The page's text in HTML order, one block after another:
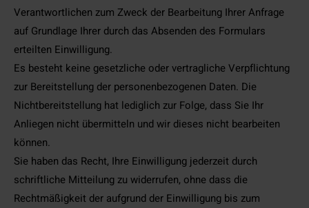
Verantwortlichen zum Zweck der Bearbeitung Ihrer Anfrage
auf Grundlage Ihrer durch das Absenden des Formulars
erteilten Einwilligung.
Es besteht keine gesetzliche oder vertragliche Verpflichtung
zur Bereitstellung der personenbezogenen Daten. Die
Nichtbereitstellung hat lediglich zur Folge, dass Sie Ihr
Anliegen nicht übermitteln und wir dieses nicht bearbeiten
können.
Sie haben das Recht, Ihre Einwilligung jederzeit durch
schriftliche Mitteilung zu widerrufen, ohne dass die
Rechtmäßigkeit der aufgrund der Einwilligung bis zum